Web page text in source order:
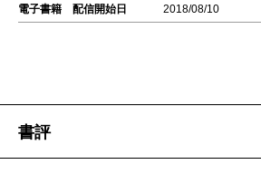
電子書籍 配信開始日 2018/08/10
書評